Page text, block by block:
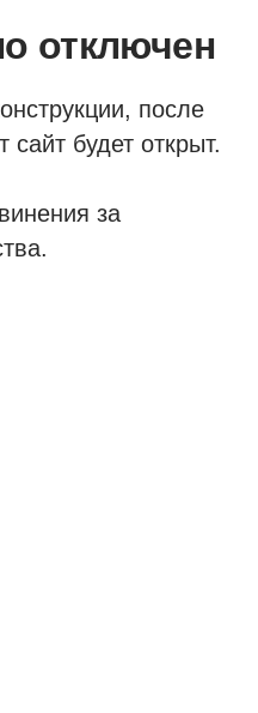
отключен
после
будет открыт.
за